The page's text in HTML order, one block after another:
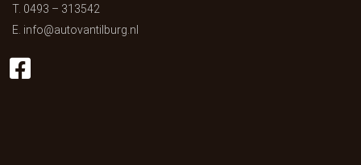
T. 0493 – 313542
E. info@autovantilburg.nl